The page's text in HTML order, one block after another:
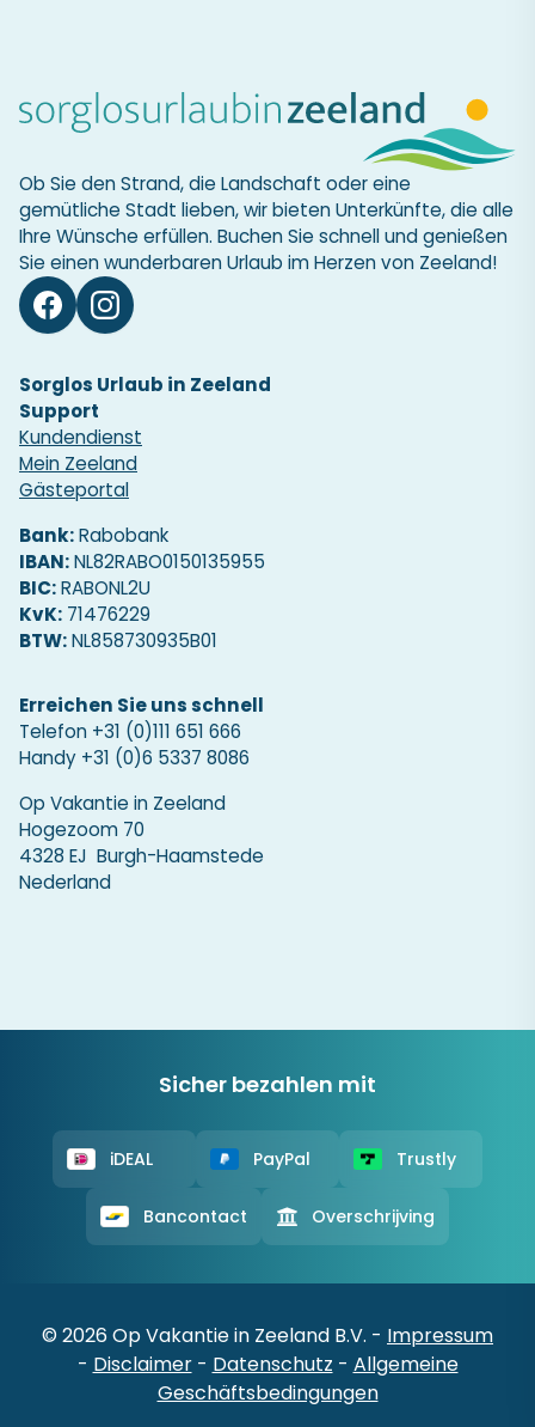
Ob Sie den Strand, die Landschaft oder eine
gemütliche Stadt lieben, wir bieten Unterkünfte, die alle
Ihre Wünsche erfüllen. Buchen Sie schnell und genießen
Sie einen wunderbaren Urlaub im Herzen von Zeeland!
Sorglos Urlaub in Zeeland
Support
Kundendienst
Mein Zeeland
Gästeportal
Bank:Rabobank
IBAN:NL82RABO0150135955
BIC:RABONL2U
KvK: 71476229
BTW:NL858730935B01
Erreichen Sie uns schnell
Telefon +31 (0)111 651 666
Handy +31 (0)6 5337 8086
Op Vakantie in Zeeland
Hogezoom 70
4328 EJ Burgh-Haamstede
Nederland
Sicher bezahlen mit
iDEAL PayPal Trustly
Bancontact Overschrijving
© 2026 Op Vakantie in Zeeland B.V. - Impressum
- Disclaimer- Datenschutz - Allgemeine
Geschäftsbedingungen